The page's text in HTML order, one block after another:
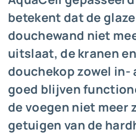
betekent dat de
douchewand niet
uitslaat, de kranen
douchekop zowel in-
goed blijven
de voegen niet meer
getuigen van de